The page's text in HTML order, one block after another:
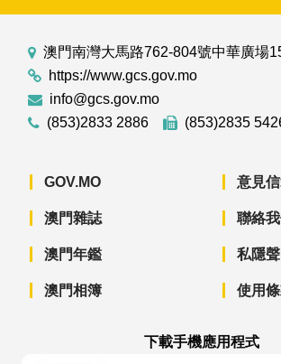
澳門南灣大馬路762-804號中華廣場
https://www.gcs.gov.mo
info@gcs.gov.mo
(853)2833 2886
(853)2835
GOV.MO
澳門雜誌
澳門年鑑
澳門相簿
意見
聯絡
私隱
使用
下載手機應用程式